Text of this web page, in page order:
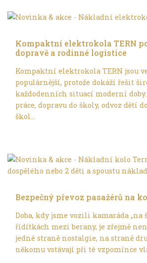
Kompaktní elektrokola TERN
dopravě a rodinné logistice
Kompaktní elektrokola TERN jsou
populárnější, protože dokáží řešit
každodenních situací moderní doby.
práce, dopravu do školy, odvoz dětí
škol...
Bezpečný převoz pasažérů na
Doba, kdy jsme vozili kamaráda „na
řídítkách mezi berany, je zřejmě
jedné straně nostalgie, na straně
někomu vstávají při té vzpomínce